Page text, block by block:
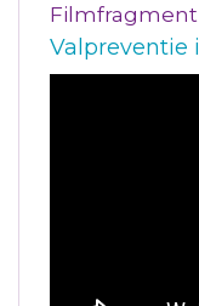
Filmfragment
Valpreventie